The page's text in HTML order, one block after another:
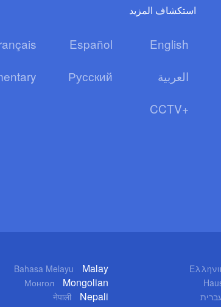
استكشاف المزيد
English
Español
العربية
Русский
CCTV+
Bahasa Melayu Malay
Монгол Mongolian
नेपाली Nepali